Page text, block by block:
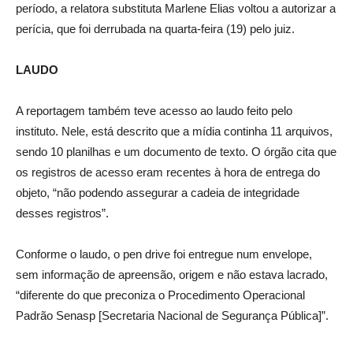
período, a relatora substituta Marlene Elias voltou a autorizar a
perícia, que foi derrubada na quarta-feira (19) pelo juiz.
LAUDO
A reportagem também teve acesso ao laudo feito pelo
instituto. Nele, está descrito que a mídia continha 11 arquivos,
sendo 10 planilhas e um documento de texto. O órgão cita que
os registros de acesso eram recentes à hora de entrega do
objeto, “não podendo assegurar a cadeia de integridade
desses registros”.
Conforme o laudo, o pen drive foi entregue num envelope,
sem informação de apreensão, origem e não estava lacrado,
“diferente do que preconiza o Procedimento Operacional
Padrão Senasp [Secretaria Nacional de Segurança Pública]”.